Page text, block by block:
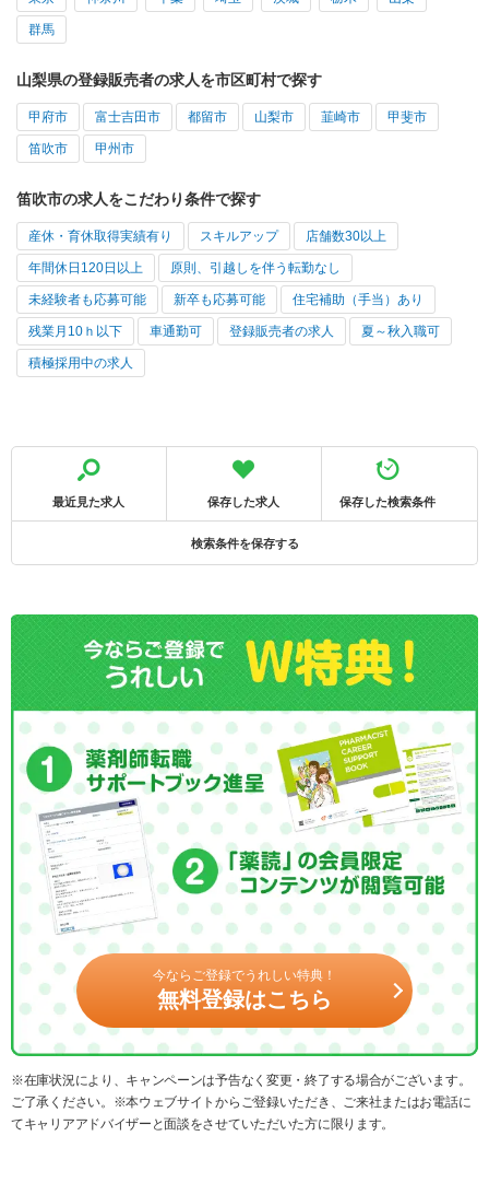
群馬
山梨県の登録販売者の求人を市区町村で探す
甲府市 富士吉田市 都留市 山梨市 韮崎市 甲斐市
笛吹市 甲州市
笛吹市の求人をこだわり条件で探す
産休・育休取得実績有り スキルアップ 店舗数30以上
年間休日120日以上 原則、引越しを伴う転勤なし
未経験者も応募可能 新卒も応募可能 住宅補助（手当）あり
残業月10ｈ以下 車通勤可 登録販売者の求人 夏～秋入職可
積極採用中の求人
最近見た求人 保存した求人 保存した検索条件
検索条件を保存する
今ならご登録でうれしい特典！
無料登録はこちら
※在庫状況により、キャンペーンは予告なく変更・終了する場合がございます。
ご了承ください。※本ウェブサイトからご登録いただき、ご来社またはお電話に
てキャリアアドバイザーと面談をさせていただいた方に限ります。